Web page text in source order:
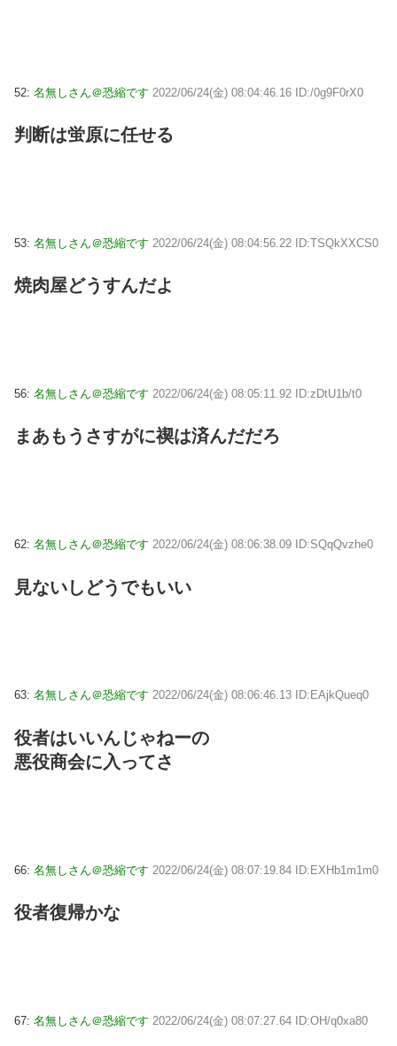
52: 名無しさん＠恐縮です 2022/06/24(金) 08:04:46.16 ID:/0g9F0rX0
判断は蛍原に任せる
53: 名無しさん＠恐縮です 2022/06/24(金) 08:04:56.22 ID:TSQkXXCS0
焼肉屋どうすんだよ
56: 名無しさん＠恐縮です 2022/06/24(金) 08:05:11.92 ID:zDtU1b/t0
まあもうさすがに禊は済んだだろ
62: 名無しさん＠恐縮です 2022/06/24(金) 08:06:38.09 ID:SQqQvzhe0
見ないしどうでもいい
63: 名無しさん＠恐縮です 2022/06/24(金) 08:06:46.13 ID:EAjkQueq0
役者はいいんじゃねーの
悪役商会に入ってさ
66: 名無しさん＠恐縮です 2022/06/24(金) 08:07:19.84 ID:EXHb1m1m0
役者復帰かな
67: 名無しさん＠恐縮です 2022/06/24(金) 08:07:27.64 ID:OH/q0xa80